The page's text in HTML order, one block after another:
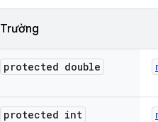
Trường
protected double
protected int